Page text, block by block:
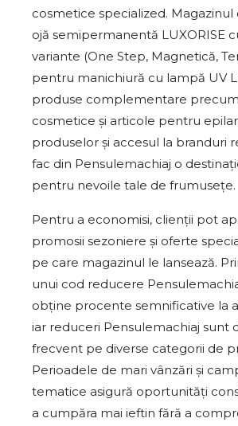
cosmetice specialized. Magazinul
ojă semipermanentă LUXORISE
variante (One Step, Magnetică,
pentru manichiură cu lampă UV
produse complementare
cosmetice și articole pentru
produselor și accesul la branduri
fac din Pensulemachiaj o
pentru nevoile tale de frumusețe.
Pentru a economisi, clienții pot
promosii sezoniere și oferte
pe care magazinul le lansează.
unui cod reducere
obține procente semnificative la
iar reduceri Pensulemachiaj sunt
frecvent pe diverse categorii de
Perioadele de mari vânzări și
tematice asigură oportunități
a cumpăra mai ieftin fără a